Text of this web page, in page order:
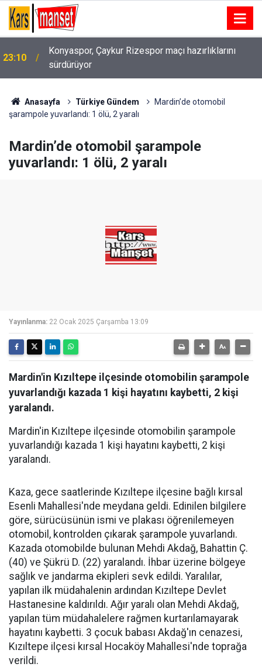
23:10
Konyaspor, Çaykur Rizespor maçı hazırlıklarını
sürdürüyor
22:58
Kar maskeleriyle araç soyan 5 şüpheli yakalandı
Anasayfa Türkiye Gündem
Mardin’de otomobil
şarampole yuvarlandı: 1 ölü, 2 yaralı
Mardin’de otomobil şarampole
yuvarlandı: 1 ölü, 2 yaralı
Yayınlanma: 22 Ocak 2025 Çarşamba 13:09
Mardin'in Kızıltepe ilçesinde otomobilin şarampole
yuvarlandığı kazada 1 kişi hayatını kaybetti, 2 kişi
yaralandı.
Mardin'in Kızıltepe ilçesinde otomobilin şarampole
yuvarlandığı kazada 1 kişi hayatını kaybetti, 2 kişi
yaralandı.
Kaza, gece saatlerinde Kızıltepe ilçesine bağlı kırsal
Esenli Mahallesi'nde meydana geldi. Edinilen bilgilere
göre, sürücüsünün ismi ve plakası öğrenilemeyen
otomobil, kontrolden çıkarak şarampole yuvarlandı.
Kazada otomobilde bulunan Mehdi Akdağ, Bahattin Ç.
(40) ve Şükrü D. (22) yaralandı. İhbar üzerine bölgeye
sağlık ve jandarma ekipleri sevk edildi. Yaralılar,
yapılan ilk müdahalenin ardından Kızıltepe Devlet
Hastanesine kaldırıldı. Ağır yaralı olan Mehdi Akdağ,
yapılan tüm müdahalelere rağmen kurtarılamayarak
hayatını kaybetti. 3 çocuk babası Akdağ'ın cenazesi,
Kızıltepe ilçesi kırsal Hocaköy Mahallesi'nde toprağa
verildi.